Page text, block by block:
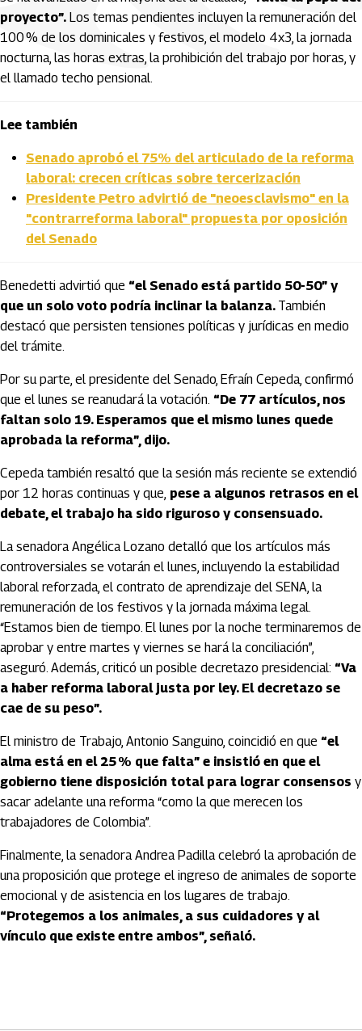
proyecto”. Los temas pendientes incluyen la remuneración del
100 % de los dominicales y festivos, el modelo 4x3, la jornada
nocturna, las horas extras, la prohibición del trabajo por horas, y
el llamado techo pensional.
Lee también
Senado aprobó el 75% del articulado de la reforma
laboral: crecen críticas sobre tercerización
Presidente Petro advirtió de "neoesclavismo" en la
"contrarreforma laboral" propuesta por oposición
del Senado
Benedetti advirtió que “el Senado está partido 50-50” y
que un solo voto podría inclinar la balanza. También
destacó que persisten tensiones políticas y jurídicas en medio
del trámite.
Por su parte, el presidente del Senado, Efraín Cepeda, confirmó
que el lunes se reanudará la votación. “De 77 artículos, nos
faltan solo 19. Esperamos que el mismo lunes quede
aprobada la reforma”, dijo.
Cepeda también resaltó que la sesión más reciente se extendió
por 12 horas continuas y que, pese a algunos retrasos en el
debate, el trabajo ha sido riguroso y consensuado.
La senadora Angélica Lozano detalló que los artículos más
controversiales se votarán el lunes, incluyendo la estabilidad
laboral reforzada, el contrato de aprendizaje del SENA, la
remuneración de los festivos y la jornada máxima legal.
“Estamos bien de tiempo. El lunes por la noche terminaremos de
aprobar y entre martes y viernes se hará la conciliación”,
aseguró. Además, criticó un posible decretazo presidencial: “Va
a haber reforma laboral justa por ley. El decretazo se
cae de su peso”.
El ministro de Trabajo, Antonio Sanguino, coincidió en que “el
alma está en el 25 % que falta” e insistió en que el
gobierno tiene disposición total para lograr consensos y
sacar adelante una reforma “como la que merecen los
trabajadores de Colombia”.
Finalmente, la senadora Andrea Padilla celebró la aprobación de
una proposición que protege el ingreso de animales de soporte
emocional y de asistencia en los lugares de trabajo.
“Protegemos a los animales, a sus cuidadores y al
vínculo que existe entre ambos”, señaló.